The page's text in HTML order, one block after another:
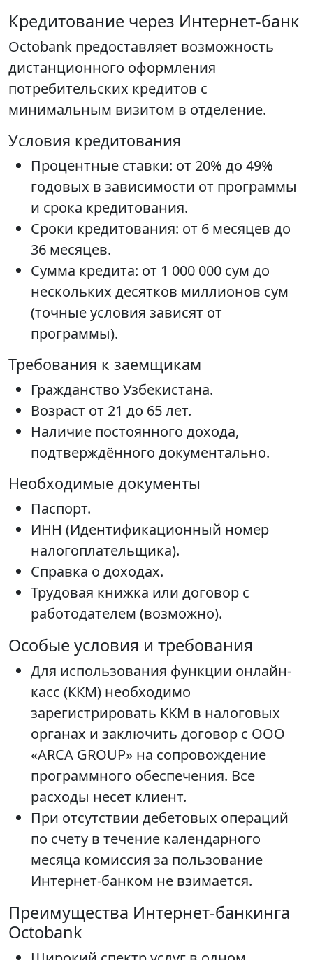
Кредитование через Интернет-банк
Octobank предоставляет возможность
дистанционного оформления
потребительских кредитов с
минимальным визитом в отделение.
Условия кредитования
Процентные ставки: от 20% до 49%
годовых в зависимости от программы
и срока кредитования.
Сроки кредитования: от 6 месяцев до
36 месяцев.
Сумма кредита: от 1 000 000 сум до
нескольких десятков миллионов сум
(точные условия зависят от
программы).
Требования к заемщикам
Гражданство Узбекистана.
Возраст от 21 до 65 лет.
Наличие постоянного дохода,
подтверждённого документально.
Необходимые документы
Паспорт.
ИНН (Идентификационный номер
налогоплательщика).
Справка о доходах.
Трудовая книжка или договор с
работодателем (возможно).
Особые условия и требования
Для использования функции онлайн-
касс (ККМ) необходимо
зарегистрировать ККМ в налоговых
органах и заключить договор с ООО
«ARCA GROUP» на сопровождение
программного обеспечения. Все
расходы несет клиент.
При отсутствии дебетовых операций
по счету в течение календарного
месяца комиссия за пользование
Интернет-банком не взимается.
Преимущества Интернет-банкинга
Octobank